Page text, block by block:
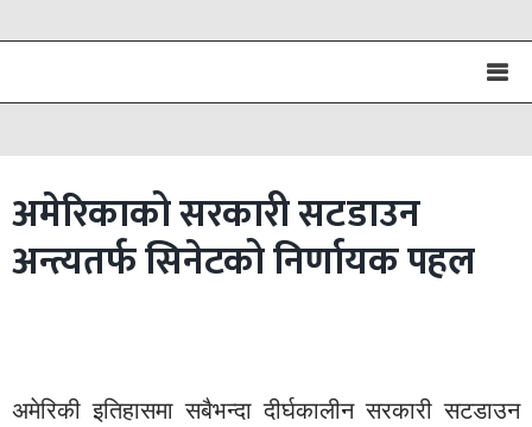
अमेरिकाको सरकारी सटडाउन
अन्त्यतर्फ सिनेटको निर्णायक पहल
अमेरिकी इतिहासमा सबैभन्दा दीर्घकालीन सरकारी सटडाउन